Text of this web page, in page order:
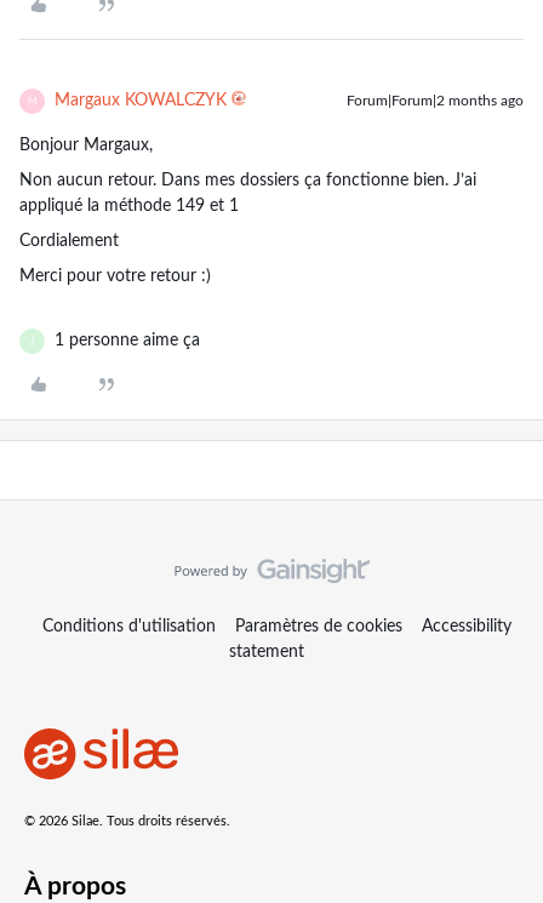
M Margaux KOWALCZYK Forum|Forum|2 months ago
Bonjour Margaux,
Non aucun retour. Dans mes dossiers ça fonctionne bien. J’ai
appliqué la méthode 149 et 1
Cordialement
Merci pour votre retour :)
J 1 personne aime ça
Conditions d'utilisation Paramètres de cookies
Accessibility
statement
© 2026 Silae. Tous droits réservés.
À propos